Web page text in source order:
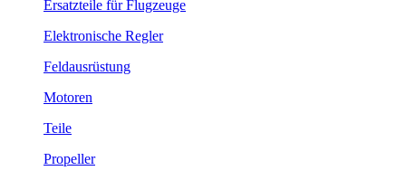
Ersatzteile für Flugzeuge
Elektronische Regler
Feldausrüstung
Motoren
Teile
Propeller